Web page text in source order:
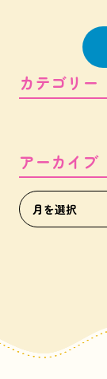
カテゴリー
アーカイブ